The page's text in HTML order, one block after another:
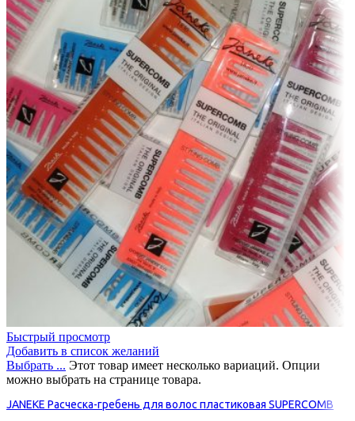
Быстрый просмотр
Добавить в список желаний
Выбрать ... Этот товар имеет несколько вариаций. Опции
можно выбрать на странице товара.
JANEKE Расческа-гребень для волос пластиковая SUPERCOMB